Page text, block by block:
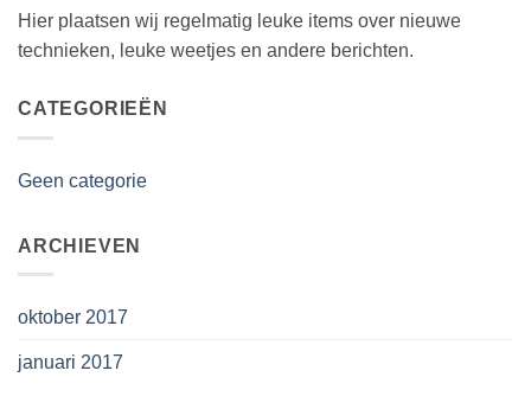
Hier plaatsen wij regelmatig leuke items over nieuwe
technieken, leuke weetjes en andere berichten.
CATEGORIEËN
Geen categorie
ARCHIEVEN
oktober 2017
januari 2017